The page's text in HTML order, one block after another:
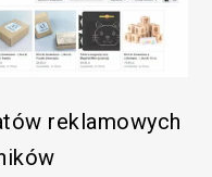
reklamowych